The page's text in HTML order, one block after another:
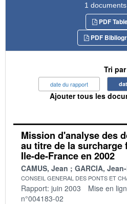
1
PDF
PDF
Tri par
date du rapport
Ajouter tous les
Mission d'analyse des
au titre de la surcharge
Ile-de-France en 2002
CAMUS, Jean GARCIA,
CONSEIL GENERAL DES PONTS ET
Rapport: juin 2003 Mise en
n°004183-02